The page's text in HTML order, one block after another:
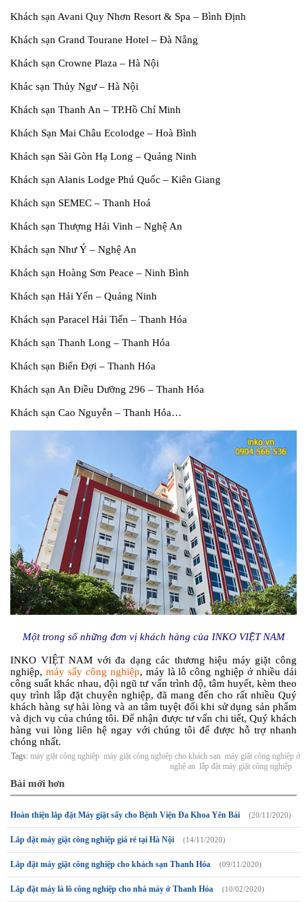
Khách sạn Avani Quy Nhơn Resort & Spa – Bình Định
Khách sạn Grand Tourane Hotel – Đà Nẵng
Khách sạn Crowne Plaza – Hà Nội
Khác sạn Thủy Ngư – Hà Nội
Khách sạn Thanh An – TP.Hồ Chí Minh
Khách Sạn Mai Châu Ecolodge – Hoà Bình
Khách sạn Sài Gòn Hạ Long – Quảng Ninh
Khách sạn Alanis Lodge Phú Quốc – Kiên Giang
Khách sạn SEMEC – Thanh Hoá
Khách sạn Thượng Hải Vinh – Nghệ An
Khách sạn Như Ý – Nghệ An
Khách sạn Hoàng Sơn Peace – Ninh Bình
Khách sạn Hải Yến – Quảng Ninh
Khách sạn Paracel Hải Tiến – Thanh Hóa
Khách sạn Thanh Long – Thanh Hóa
Khách sạn Biển Đợi – Thanh Hóa
Khách sạn An Điều Dưỡng 296 – Thanh Hóa
Khách sạn Cao Nguyễn – Thanh Hóa…
Một trong số những đơn vị khách hàng của INKO VIỆT NAM
INKO VIỆT NAM với đa dạng các thương hiệu máy giặt công
nghiệp, máy sấy công nghiệp, máy là lô công nghiệp ở nhiều dải
công suất khác nhau, đội ngũ tư vấn trình độ, tâm huyết, kèm theo
quy trình lắp đặt chuyên nghiệp, đã mang đến cho rất nhiều Quý
khách hàng sự hài lòng và an tâm tuyệt đối khi sử dụng sản phẩm
và dịch vụ của chúng tôi. Để nhận được tư vấn chi tiết, Quý khách
hàng vui lòng liên hệ ngay với chúng tôi để được hỗ trợ nhanh
chóng nhất.
Tags: máy giặt công nghiệp máy giặt công nghiệp cho khách sạn máy giặt công nghiệp ở
nghệ an lắp đặt máy giặt công nghiệp
Bài mới hơn
Hoàn thiện lắp đặt Máy giặt sấy cho Bệnh Viện Đa Khoa Yên Bái (20/11/2020)
Lắp đặt máy giặt công nghiệp giá rẻ tại Hà Nội (14/11/2020)
Lắp đặt máy giặt công nghiệp cho khách sạn Thanh Hóa (09/11/2020)
Lắp đặt máy là lô công nghiệp cho nhà máy ở Thanh Hóa (10/02/2020)